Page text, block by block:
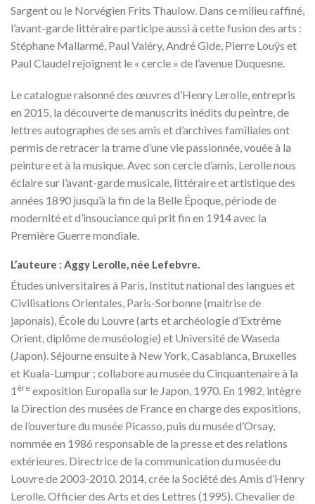
Sargent ou le Norvégien Frits Thaulow. Dans ce milieu raffiné,
l’avant-garde littéraire participe aussi à cette fusion des arts :
Stéphane Mallarmé, Paul Valéry, André Gide, Pierre Louÿs et
Paul Claudel rejoignent le « cercle » de l’avenue Duquesne.
Le catalogue raisonné des œuvres d’Henry Lerolle, entrepris
en 2015, la découverte de manuscrits inédits du peintre, de
lettres autographes de ses amis et d’archives familiales ont
permis de retracer la trame d’une vie passionnée, vouée à la
peinture et à la musique. Avec son cercle d’amis, Lerolle nous
éclaire sur l’avant-garde musicale, littéraire et artistique des
années 1890 jusqu’à la fin de la Belle Époque, période de
modernité et d’insouciance qui prit fin en 1914 avec la
Première Guerre mondiale.
L’auteure : Aggy Lerolle, née Lefebvre.
Études universitaires à Paris, Institut national des langues et
Civilisations Orientales, Paris-Sorbonne (maitrise de
japonais), École du Louvre (arts et archéologie d’Extrême
Orient, diplôme de muséologie) et Université de Waseda
(Japon). Séjourne ensuite à New York, Casablanca, Bruxelles
et Kuala-Lumpur ; collabore au musée du Cinquantenaire à la
1 ère exposition Europalia sur le Japon, 1970. En 1982, intègre
la Direction des musées de France en charge des expositions,
de l’ouverture du musée Picasso, puis du musée d’Orsay,
nommée en 1986 responsable de la presse et des relations
extérieures. Directrice de la communication du musée du
Louvre de 2003-2010. 2014, crée la Société des Amis d’Henry
Lerolle. Officier des Arts et des Lettres (1995). Chevalier de